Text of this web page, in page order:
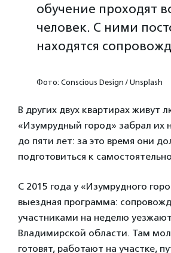
обучение проходят
человек. С ними
находятся
Фото: Conscious Design / Unsplash
В других двух квартирах живут
«Изумрудный город» забрал их
до пяти лет: за это время они
подготовиться к
С 2015 года у «Изумрудного
выездная программа:
участниками на неделю
Владимирской области. Там
готовят, работают на участке,